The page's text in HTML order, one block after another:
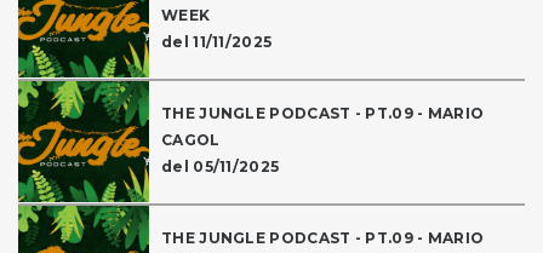
WEEK
del 11/11/2025
THE JUNGLE PODCAST - PT.09 - MARIO
CAGOL
del 05/11/2025
THE JUNGLE PODCAST - PT.09 - MARIO